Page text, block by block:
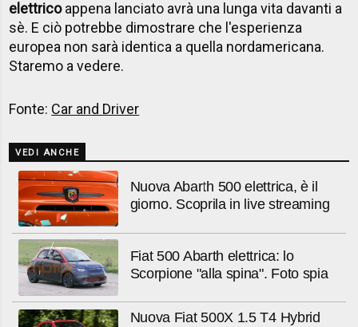
elettricoappena lanciato avrà una lunga vita davanti a
sè. E ciò potrebbe dimostrare che l'esperienza
europea non sarà identica a quella nordamericana.
Staremo a vedere.
Fonte: Car and Driver
VEDI ANCHE
Nuova Abarth 500 elettrica, è il
giorno. Scoprila in live streaming
Fiat 500 Abarth elettrica: lo
Scorpione "alla spina". Foto spia
Nuova Fiat 500X 1.5 T4 Hybrid